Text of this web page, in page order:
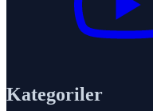
Kategoriler